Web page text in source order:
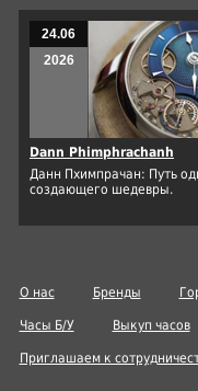
24.06
2026
Dann Phimphrachanh
Данн Пхимпрачан: Путь
создающего шедевры.
О нас Бренды
Часы Б/У Выкуп часов
Приглашаем к